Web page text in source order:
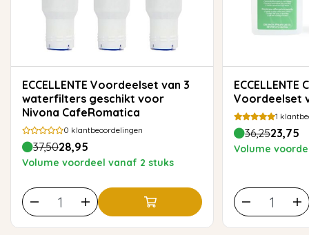
ECCELLENTE Voordeelset van 3
waterfilters geschikt voor
Nivona CafeRomatica
0 klantbeoordelingen
37,5028,95
Volume voordeel vanaf 2 stuks
ECCELLENTE Clean Box
Voordeelset
1
36,2523,75
Volume